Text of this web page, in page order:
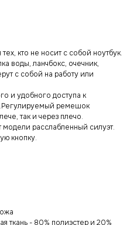
кто не носит с собой ноутбук.
воды, ланчбокс, очечник,
с собой на работу или
и удобного доступа к
ремешок
так и через плечо.
расслабленный силуэт.
кнопку.
ткань - 80% полиэстер и 20%